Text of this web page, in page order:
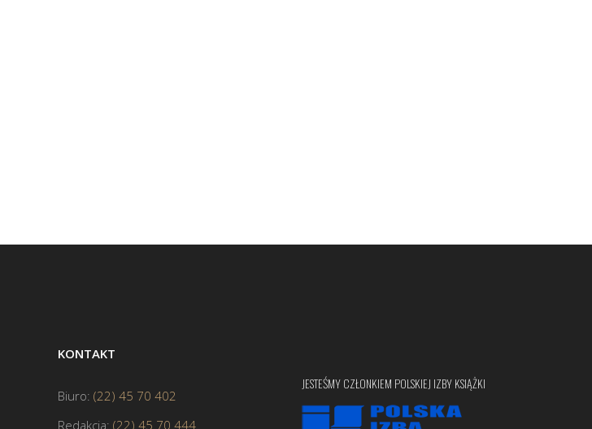
KONTAKT
Biuro: (22) 45 70 402
Redakcja: (22) 45 70 444
JESTEŚMY CZŁONKIEM POLSKIEJ IZBY KSIĄŻKI